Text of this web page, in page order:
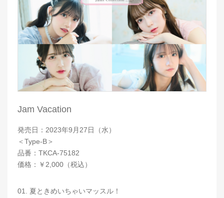
Jam Vacation
発売日：2023年9月27日（水）
＜Type-B＞
品番：TKCA-75182
価格：￥2,000（税込）
01. 夏ときめいちゃいマッスル！